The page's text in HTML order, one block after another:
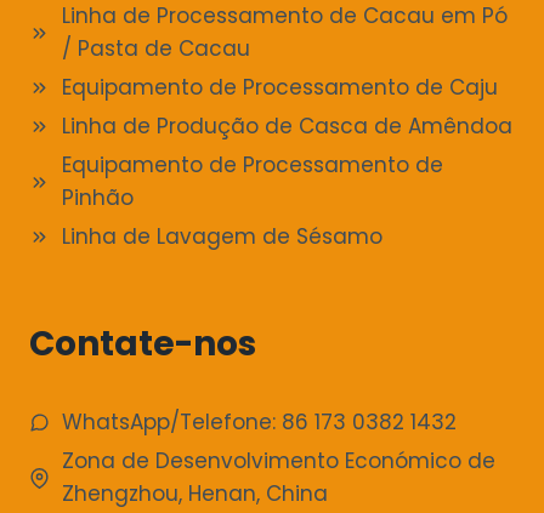
Linha de Processamento de Cacau em Pó
/ Pasta de Cacau
Equipamento de Processamento de Caju
Linha de Produção de Casca de Amêndoa
Equipamento de Processamento de
Pinhão
Linha de Lavagem de Sésamo
Contate-nos
WhatsApp/Telefone: 86 173 0382 1432
Zona de Desenvolvimento Económico de
Zhengzhou, Henan, China